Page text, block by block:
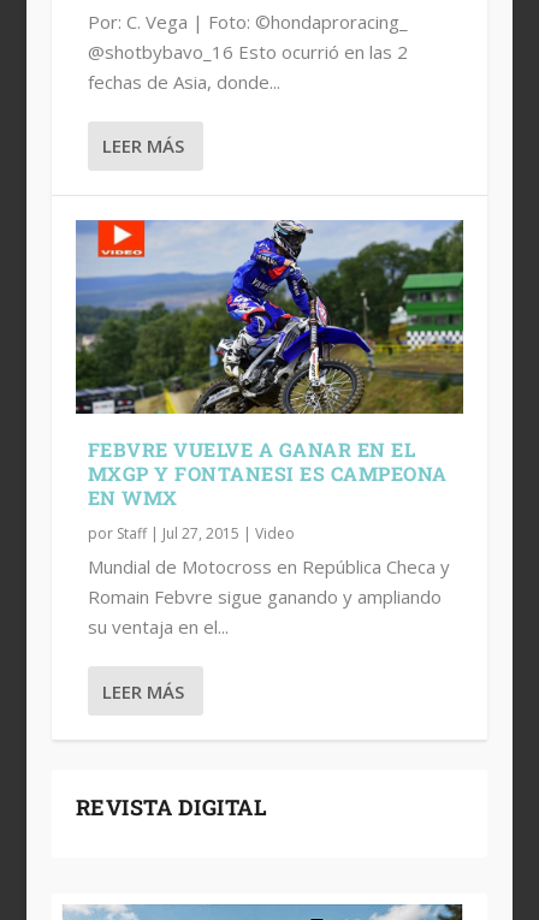
Por: C. Vega | Foto: ©hondaproracing_
@shotbybavo_16 Esto ocurrió en las 2
fechas de Asia, donde...
LEER MÁS
FEBVRE VUELVE A GANAR EN EL
MXGP Y FONTANESI ES CAMPEONA
EN WMX
por Staff| Jul 27, 2015 | Video
Mundial de Motocross en República Checa y
Romain Febvre sigue ganando y ampliando
su ventaja en el...
LEER MÁS
REVISTA DIGITAL